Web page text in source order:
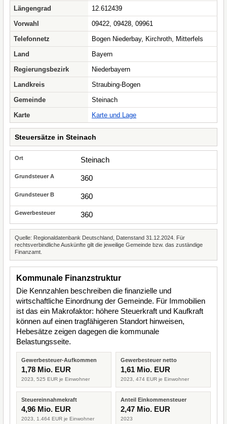
Längengrad
12.612439
Vorwahl
09422, 09428, 09961
Telefonnetz
Bogen Niederbay, Kirchroth, Mitterfels
Land
Bayern
Regierungsbezirk
Niederbayern
Landkreis
Straubing-Bogen
Gemeinde
Steinach
Karte
Karte und Lage
Steuersätze in Steinach
Steinach
360
360
360
Quelle: Regionaldatenbank Deutschland, Datenstand 31.12.2024. Für
rechtsverbindliche Auskünfte gilt die jeweilige Gemeinde bzw. das zuständige
Finanzamt.
Kommunale Finanzstruktur
Die Kennzahlen beschreiben die finanzielle und
wirtschaftliche Einordnung der Gemeinde. Für Immobilien
ist das ein Makrofaktor: höhere Steuerkraft und Kaufkraft
können auf einen tragfähigeren Standort hinweisen,
Hebesätze zeigen dagegen die kommunale
Belastungsseite.
Gewerbesteuer-Aufkommen
1,78 Mio. EUR
2023, 525 EUR je Einwohner
Gewerbesteuer netto
1,61 Mio. EUR
2023, 474 EUR je Einwohner
Steuereinnahmekraft
4,96 Mio. EUR
2023, 1.464 EUR je Einwohner
Anteil Einkommensteuer
2,47 Mio. EUR
2023